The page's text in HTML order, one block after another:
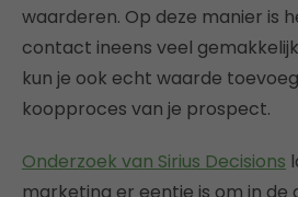
waarderen. Op deze manier is
contact ineens veel
kun je ook echt waarde
koopproces van je prospect.
Onderzoek van Sirius Decisions